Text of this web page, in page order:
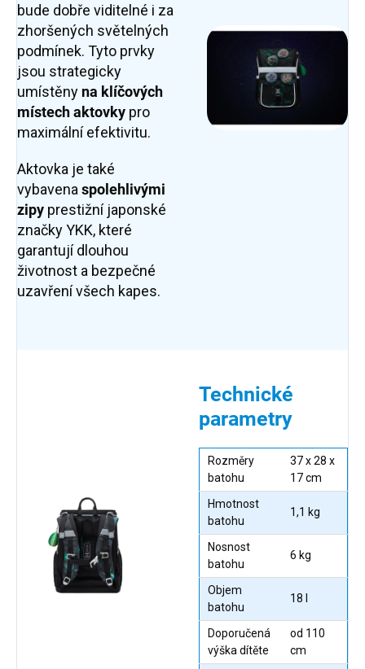
bude dobře viditelné i za
zhoršených světelných
podmínek. Tyto prvky
jsou strategicky
umístěny na klíčových
místech aktovky pro
maximální efektivitu.
Aktovka je také
vybavenaspolehlivými
zipy prestižní japonské
značky YKK, které
garantují dlouhou
životnost a bezpečné
uzavření všech kapes.
Technické
parametry
Rozměry
batohu
37 x 28 x
17 cm
Hmotnost
batohu
1,1 kg
Nosnost
batohu
6 kg
Objem
batohu
18 l
Doporučená
výška dítěte
od 110
cm